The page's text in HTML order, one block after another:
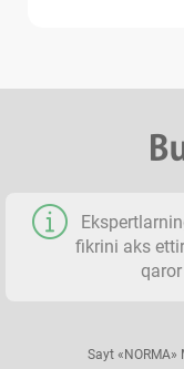
fikrini aks
Sayt